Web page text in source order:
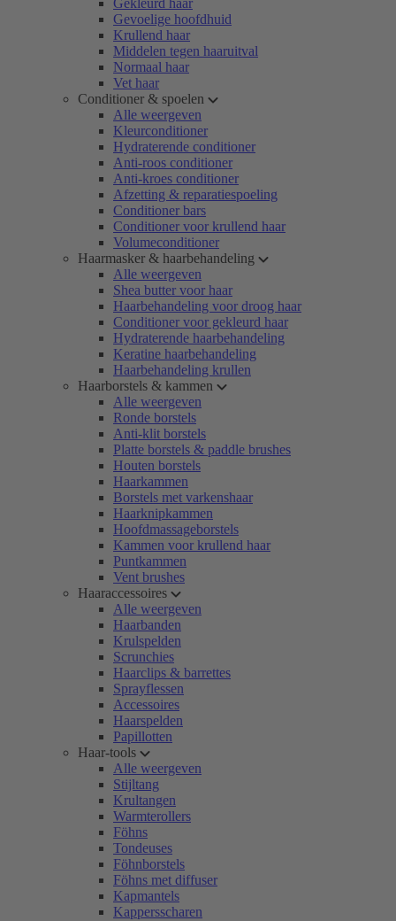
Gekleurd haar
Gevoelige hoofdhuid
Krullend haar
Middelen tegen haaruitval
Normaal haar
Vet haar
Conditioner & spoelen
Alle weergeven
Kleurconditioner
Hydraterende conditioner
Anti-roos conditioner
Anti-kroes conditioner
Afzetting & reparatiespoeling
Conditioner bars
Conditioner voor krullend haar
Volumeconditioner
Haarmasker & haarbehandeling
Alle weergeven
Shea butter voor haar
Haarbehandeling voor droog haar
Conditioner voor gekleurd haar
Hydraterende haarbehandeling
Keratine haarbehandeling
Haarbehandeling krullen
Haarborstels & kammen
Alle weergeven
Ronde borstels
Anti-klit borstels
Platte borstels & paddle brushes
Houten borstels
Haarkammen
Borstels met varkenshaar
Haarknipkammen
Hoofdmassageborstels
Kammen voor krullend haar
Puntkammen
Vent brushes
Haaraccessoires
Alle weergeven
Haarbanden
Krulspelden
Scrunchies
Haarclips & barrettes
Sprayflessen
Accessoires
Haarspelden
Papillotten
Haar-tools
Alle weergeven
Stijltang
Krultangen
Warmterollers
Föhns
Tondeuses
Föhnborstels
Föhns met diffuser
Kapmantels
Kappersscharen